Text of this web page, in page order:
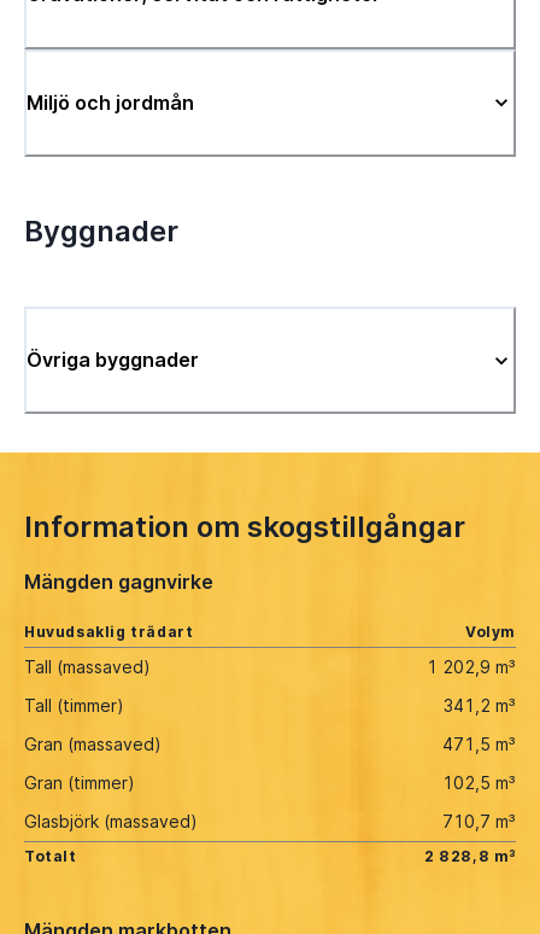
Miljö och jordmån
Byggnader
Övriga byggnader
Information om skogstillgångar
Mängden gagnvirke
Huvudsaklig trädart Volym
Tall (massaved)
1 202,9 m³
Tall (timmer)
341,2 m³
Gran (massaved)
471,5 m³
Gran (timmer)
102,5 m³
Glasbjörk (massaved)
710,7 m³
Totalt 2 828,8 m³